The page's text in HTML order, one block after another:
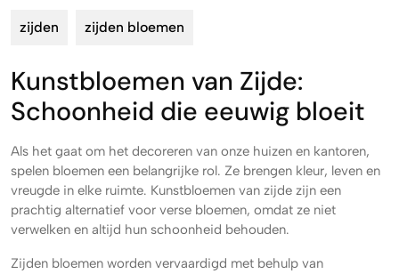
zijden zijden bloemen
Kunstbloemen van Zijde:
Schoonheid die eeuwig bloeit
Als het gaat om het decoreren van onze huizen en kantoren,
spelen bloemen een belangrijke rol. Ze brengen kleur, leven en
vreugde in elke ruimte. Kunstbloemen van zijde zijn een
prachtig alternatief voor verse bloemen, omdat ze niet
verwelken en altijd hun schoonheid behouden.
Zijden bloemen worden vervaardigd met behulp van